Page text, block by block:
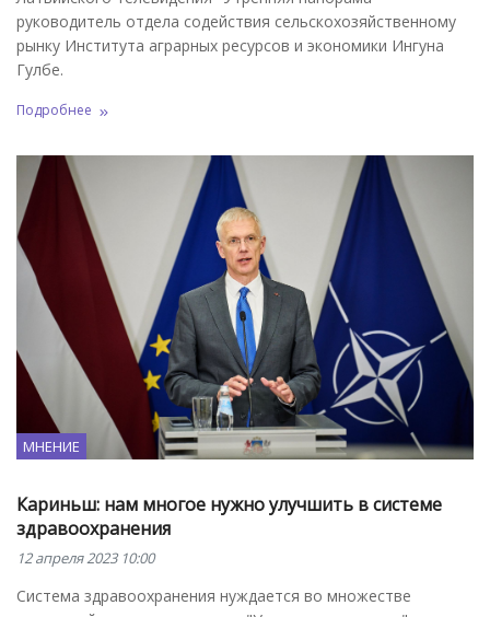
руководитель отдела содействия сельскохозяйственному
рынку Института аграрных ресурсов и экономики Ингуна
Гулбе.
Подробнее
МНЕНИЕ
Кариньш: нам многое нужно улучшить в системе
здравоохранения
12 апреля 2023 10:00
Система здравоохранения нуждается во множестве